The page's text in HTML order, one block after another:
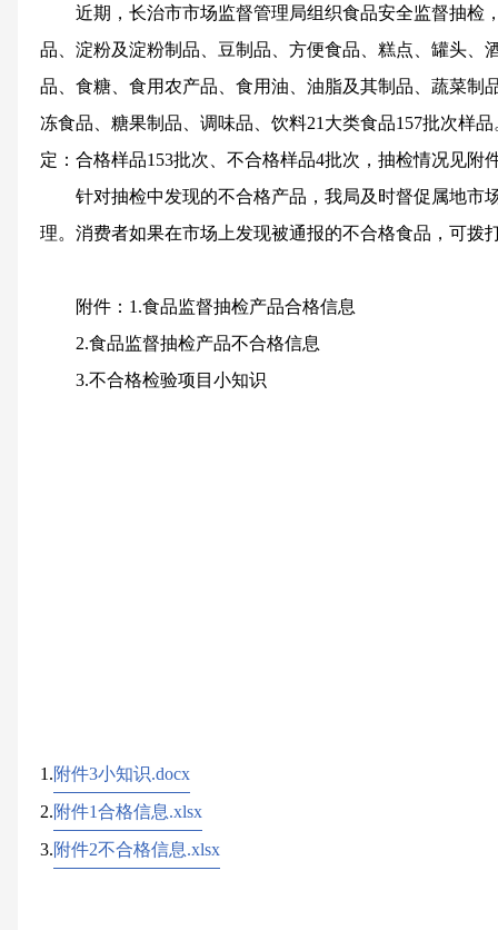
近期，长治市市场监督管理局组织食品安全监督抽检
品、淀粉及淀粉制品、豆制品、方便食品、糕点、罐头、
品、食糖、食用农产品、食用油、油脂及其制品、蔬菜制
冻食品、糖果制品、调味品、饮料21大类食品157批次样
定：合格样品153批次、不合格样品4批次，抽检情况见附
针对抽检中发现的不合格产品，我局及时督促属地市
理。消费者如果在市场上发现被通报的不合格食品，可拨
附件：1.食品监督抽检产品合格信息
2.食品监督抽检产品不合格信息
3.不合格检验项目小知识
1.附件3小知识.docx
2.附件1合格信息.xlsx
3.附件2不合格信息.xlsx